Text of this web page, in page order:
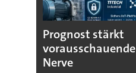
Prognost stärkt
Nerve